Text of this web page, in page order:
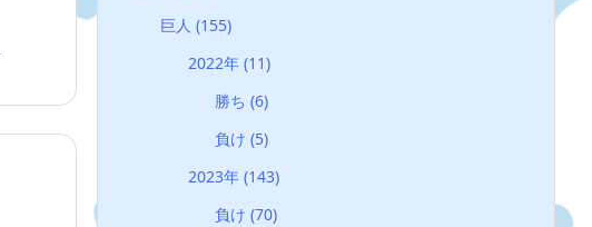
巨人(155)
2022年 (11)
勝ち(6)
負け(5)
2023年 (143)
負け(70)